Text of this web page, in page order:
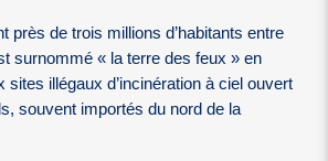
près de trois millions d’habitants entre
surnommé « la terre des feux » en
sites illégaux d’incinération à ciel ouvert
souvent importés du nord de la